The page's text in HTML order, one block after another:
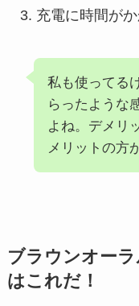
充電に時間がか
私も使ってる
らったような
よね。デメリ
メリットの方
ブラウンオー
はこれだ！